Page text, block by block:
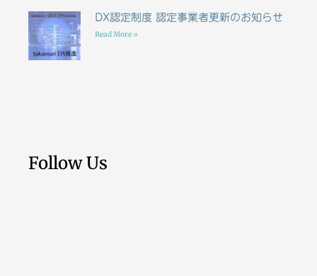
DX認定制度 認定事業者更新のお知らせ
Read More »
Follow Us